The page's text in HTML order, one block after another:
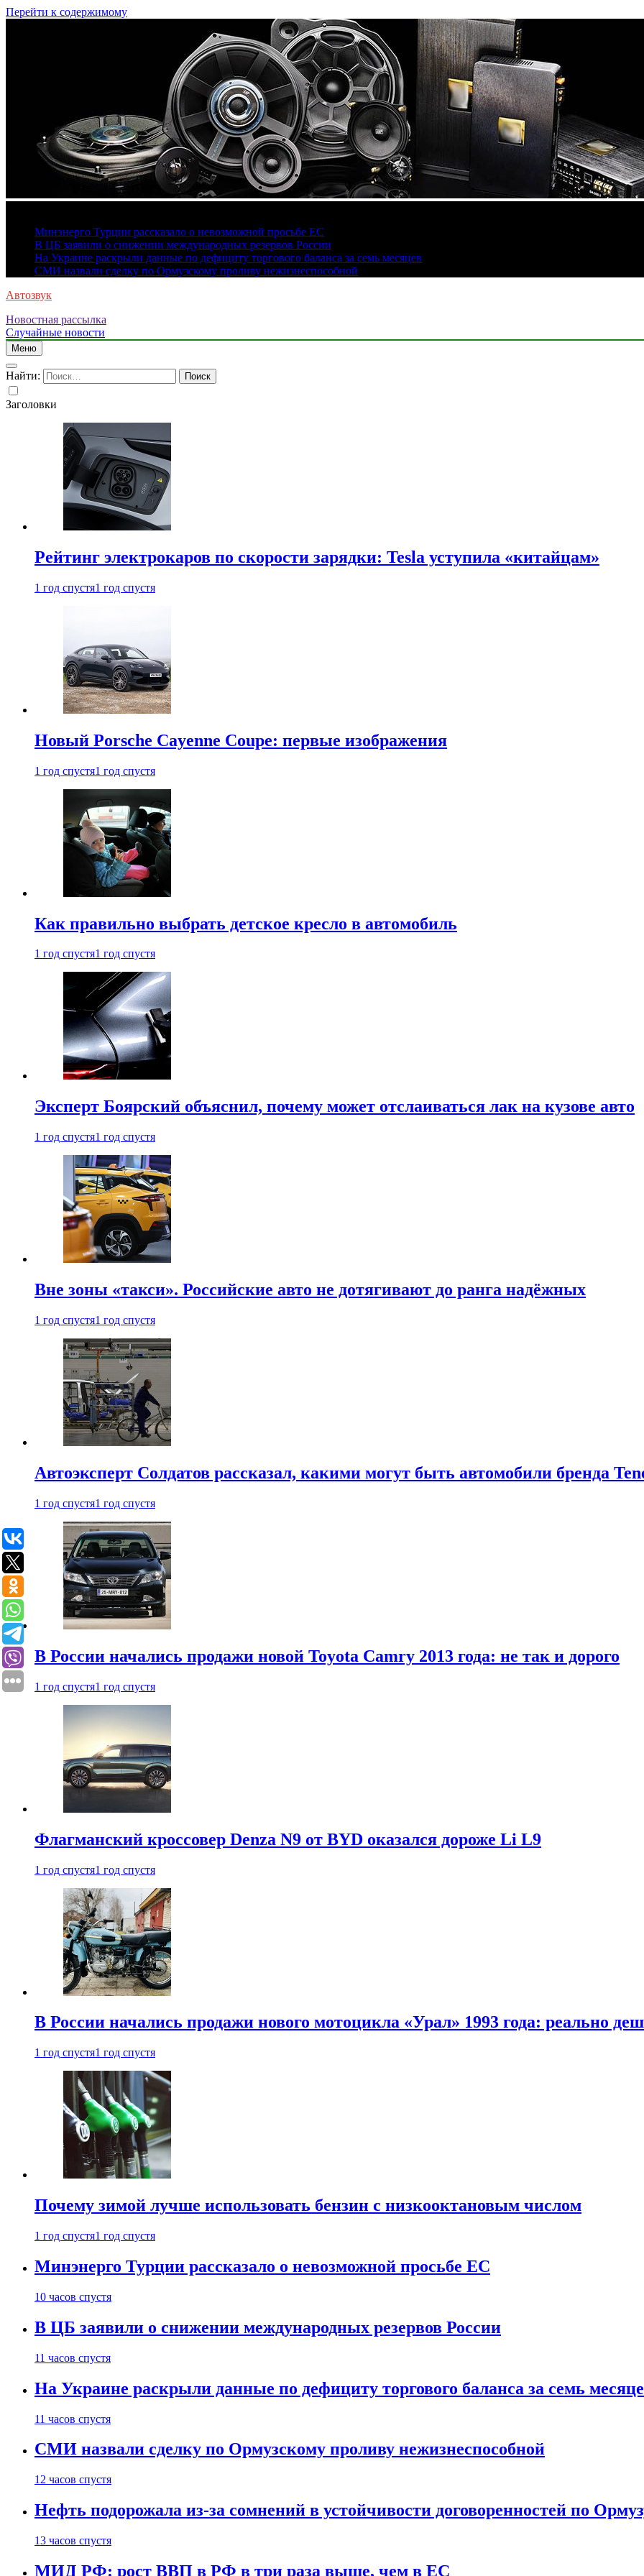
Перейти к содержимому
Минэнерго Турции рассказало о невозможной просьбе ЕС
В ЦБ заявили о снижении международных резервов России
На Украине раскрыли данные по дефициту торгового баланса за семь месяцев
СМИ назвали сделку по Ормузскому проливу нежизнеспособной
Автозвук
Новостная рассылка
Случайные новости
Меню
Найти:
Заголовки
Рейтинг электрокаров по скорости зарядки: Tesla уступила «китайцам»
1 год спустя1 год спустя
Новый Porsche Cayenne Coupe: первые изображения
1 год спустя1 год спустя
Как правильно выбрать детское кресло в автомобиль
1 год спустя1 год спустя
Эксперт Боярский объяснил, почему может отслаиваться лак на кузове авто
1 год спустя1 год спустя
Вне зоны «такси». Российские авто не дотягивают до ранга надёжных
1 год спустя1 год спустя
Автоэксперт Солдатов рассказал, какими могут быть автомобили бренда
1 год спустя1 год спустя
В России начались продажи новой Toyota Camry 2013 года: не так и дорого
1 год спустя1 год спустя
Флагманский кроссовер Denza N9 от BYD оказался дороже Li L9
1 год спустя1 год спустя
В России начались продажи нового мотоцикла «Урал» 1993 года: реально
1 год спустя1 год спустя
Почему зимой лучше использовать бензин с низкооктановым числом
1 год спустя1 год спустя
Минэнерго Турции рассказало о невозможной просьбе ЕС
10 часов спустя
В ЦБ заявили о снижении международных резервов России
11 часов спустя
На Украине раскрыли данные по дефициту торгового баланса за семь
11 часов спустя
СМИ назвали сделку по Ормузскому проливу нежизнеспособной
12 часов спустя
Нефть подорожала из-за сомнений в устойчивости договоренностей по
13 часов спустя
МИД РФ: рост ВВП в РФ в три раза выше, чем в ЕС